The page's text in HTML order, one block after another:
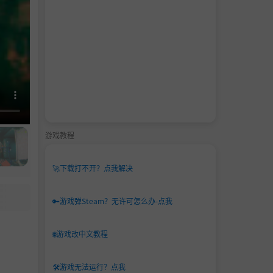
游戏教程
🚀下载打不开？点我解决
🔑游戏弹Steam？无许可怎么办-点我
🌐游戏改中文教程
🛠️游戏无法运行？点我